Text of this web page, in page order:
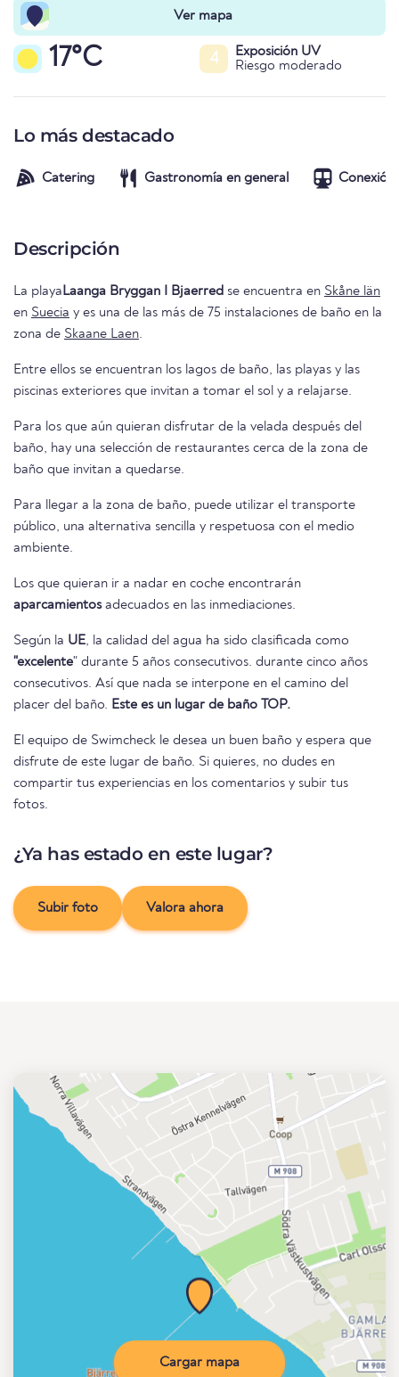
Ver mapa
17°C 4
Exposición UV
Riesgo moderado
Lo más destacado
Catering Gastronomía en general
Descripción
La playaLaanga Bryggan I Bjaerred se encuentra en Skåne län
en Suecia y es una de las más de 75 instalaciones de baño en la
zona de Skaane Laen.
Entre ellos se encuentran los lagos de baño, las playas y las
piscinas exteriores que invitan a tomar el sol y a relajarse.
Para los que aún quieran disfrutar de la velada después del
baño, hay una selección de restaurantes cerca de la zona de
baño que invitan a quedarse.
Para llegar a la zona de baño, puede utilizar el transporte
público, una alternativa sencilla y respetuosa con el medio
ambiente.
Los que quieran ir a nadar en coche encontrarán
aparcamientosadecuados en las inmediaciones.
Según la UE, la calidad del agua ha sido clasificada como
"excelente" durante 5 años consecutivos. durante cinco años
consecutivos. Así que nada se interpone en el camino del
placer del baño. Este es un lugar de baño TOP.
El equipo de Swimcheck le desea un buen baño y espera que
disfrute de este lugar de baño. Si quieres, no dudes en
compartir tus experiencias en los comentarios y subir tus
fotos.
¿Ya has estado en este lugar?
Subir foto Valora ahora
Cargar mapa